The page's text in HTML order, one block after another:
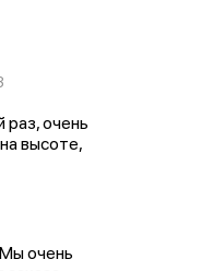
раз, очень
высоте,
очень